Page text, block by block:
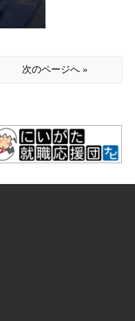
次のページへ »